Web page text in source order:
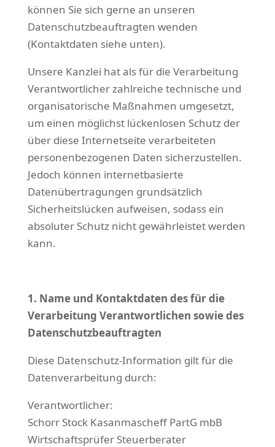
können Sie sich gerne an unseren
Datenschutzbeauftragten wenden
(Kontaktdaten siehe unten).
Unsere Kanzlei hat als für die Verarbeitung
Verantwortlicher zahlreiche technische und
organisatorische Maßnahmen umgesetzt,
um einen möglichst lückenlosen Schutz der
über diese Internetseite verarbeiteten
personenbezogenen Daten sicherzustellen.
Jedoch können internetbasierte
Datenübertragungen grundsätzlich
Sicherheitslücken aufweisen, sodass ein
absoluter Schutz nicht gewährleistet werden
kann.
1. Name und Kontaktdaten des für die
Verarbeitung Verantwortlichen sowie des
Datenschutzbeauftragten
Diese Datenschutz-Information gilt für die
Datenverarbeitung durch:
Verantwortlicher:
Schorr Stock Kasanmascheff PartG mbB
Wirtschaftsprüfer Steuerberater